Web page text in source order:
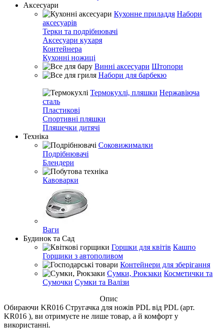
Аксесуари
Кухонне приладдя Набори
аксесуарів
Терки та подрібнювачі
Аксесуари кухаря
Контейнера
Кухонні ножиці
Винні аксесуари Штопори
Набори для барбекю
Термокухлі, пляшки Нержавіюча
сталь
Пластикові
Спортивні пляшки
Пляшечки дитячі
Техніка
Соковижималки
Подрібнювачі
Блендери
Кавоварки
Ваги
Будинок та Сад
Горшки для квітів Кашпо
Горщики з автополивом
Контейнери для зберігання
Сумки, Рюкзаки Косметички та
Сумочки Сумки та Валізи
Опис
Обираючи KR016 Стругачка для ножів PDL від PDL (арт.
KR016 ), ви отримуєте не лише товар, а й комфорт у
використанні.